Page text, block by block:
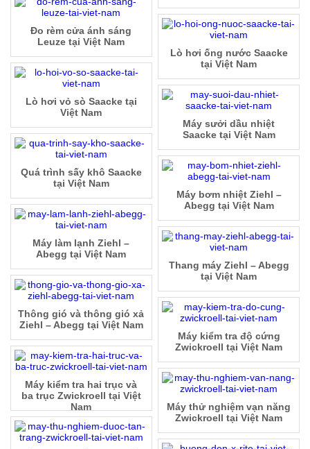
Đo rèm cửa ánh sáng
Leuze tại Việt Nam
Lò hơi ống nước Saacke
tại Việt Nam
Lò hơi vỏ sò Saacke tại
Việt Nam
Máy sưởi dầu nhiệt
Saacke tại Việt Nam
Quá trình sấy khô Saacke
tại Việt Nam
Máy bơm nhiệt Ziehl –
Abegg tại Việt Nam
Máy làm lạnh Ziehl –
Abegg tại Việt Nam
Thang máy Ziehl – Abegg
tại Việt Nam
Thông gió và thông gió xả
Ziehl – Abegg tại Việt Nam
Máy kiểm tra độ cứng
Zwickroell tại Việt Nam
Máy kiểm tra hai trục và
ba trục Zwickroell tại Việt
Nam
Máy thử nghiệm vạn năng
Zwickroell tại Việt Nam